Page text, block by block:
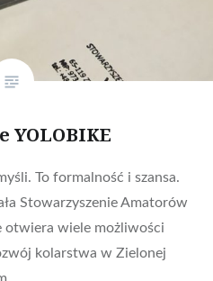
YOLOBIKE
To formalność i szansa.
Stowarzyszenie Amatorów
otwiera wiele możliwości
kolarstwa w Zielonej